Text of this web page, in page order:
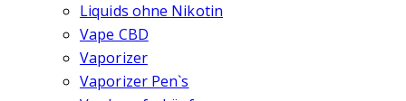
Liquids ohne Nikotin
Vape CBD
Vaporizer
Vaporizer Pen`s